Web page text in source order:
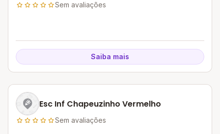
Sem avaliações
Saiba mais
Esc Inf Chapeuzinho Vermelho
Sem avaliações